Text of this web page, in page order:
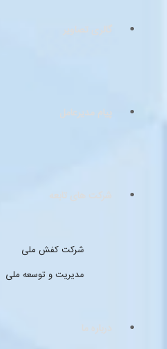
گالری تصاویر
پیام مدیرعامل
شرکت های تابعه
شرکت کفش ملی
مدیریت و توسعه ملی